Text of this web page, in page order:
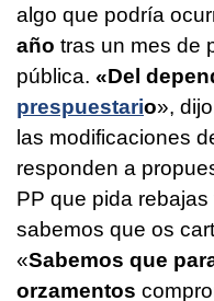
algo que podría
año tras un mes de
pública. «Del
prespuestario»,
las modificaciones
responden a
PP que pida
sabemos que os
«Sabemos que
orzamentos